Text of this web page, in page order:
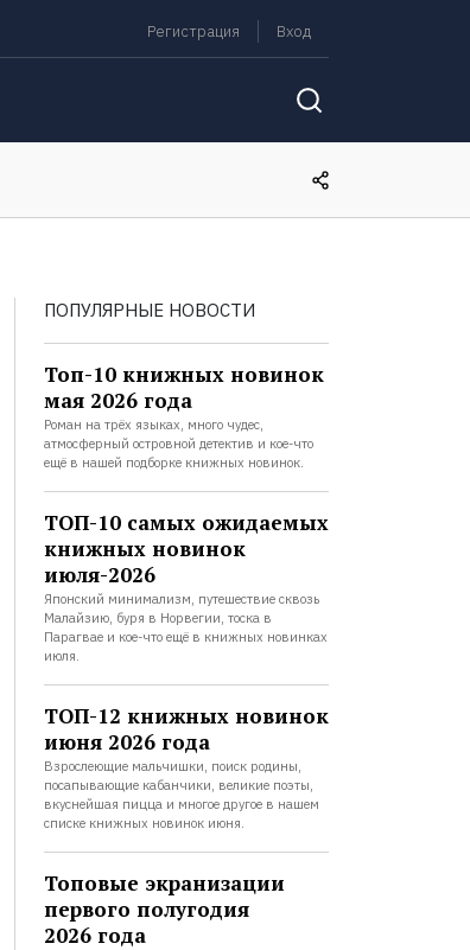
Регистрация Вход
ПОПУЛЯРНЫЕ НОВОСТИ
Топ-10 книжных новинок
мая 2026 года
Роман на трёх языках, много чудес,
атмосферный островной детектив и кое-что
ещё в нашей подборке книжных новинок.
ТОП-10 самых ожидаемых
книжных новинок
июля-2026
Японский минимализм, путешествие сквозь
Малайзию, буря в Норвегии, тоска в
Парагвае и кое-что ещё в книжных новинках
июля.
ТОП-12 книжных новинок
июня 2026 года
Взрослеющие мальчишки, поиск родины,
посапывающие кабанчики, великие поэты,
вкуснейшая пицца и многое другое в нашем
списке книжных новинок июня.
Топовые экранизации
первого полугодия
2026 года